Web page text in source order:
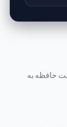
حافظه به